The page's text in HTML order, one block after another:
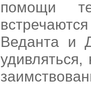
помощи
Веданта и
удивляться,